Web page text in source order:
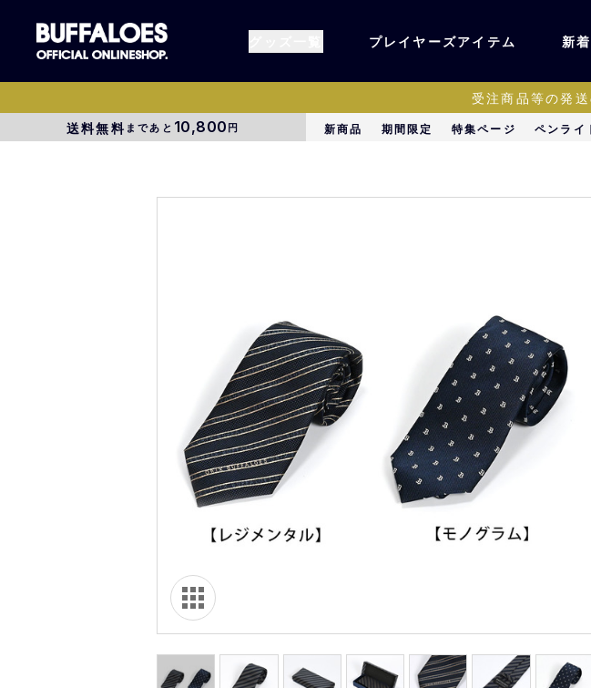
すべてのグッズ オーセンティック
ユ
タオル各種 アパレル キ
EC限定販売
1000円以上3000円
オリ達におすすめ
プレイヤーズアイテム 新
受注商品等の発
送料無料まであと 10,800円 新商品 期間限定 特集ページ ペンライ